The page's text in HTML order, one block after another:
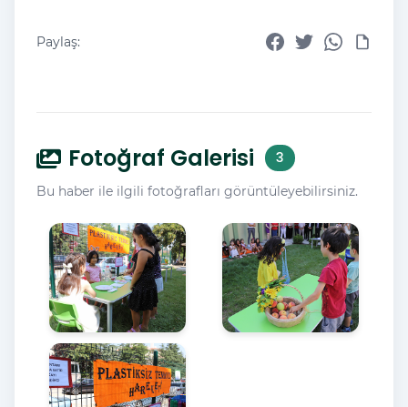
Paylaş:
Fotoğraf Galerisi 3
Bu haber ile ilgili fotoğrafları görüntüleyebilirsiniz.